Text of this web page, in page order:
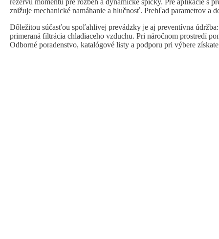
znižuje mechanické namáhanie a hlučnosť. Prehľad parametrov a
Dôležitou súčasťou spoľahlivej prevádzky je aj preventívna
primeraná filtrácia chladiaceho vzduchu. Pri náročnom prostredí
Odborné poradenstvo, katalógové listy a podporu pri výbere